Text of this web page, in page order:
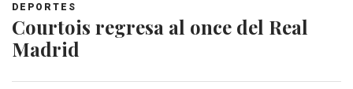
DEPORTES
Courtois regresa al once del Real
Madrid